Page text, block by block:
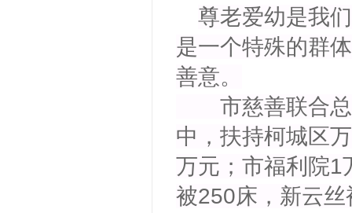
尊老爱幼是我
是一个特殊的群
善意。
市慈善联合总
中，扶持柯城区
万元；市福利院1
被250床，新云